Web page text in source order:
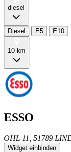
diesel
Diesel E5 E10
10 km
ESSO
OHL 11, 51789
Widget einbinden